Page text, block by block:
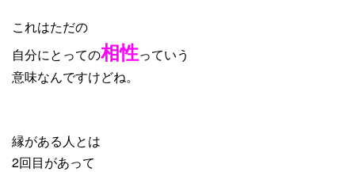
これはただの
自分にとっての相性っていう
意味なんですけどね。
縁がある人とは
2回目があって